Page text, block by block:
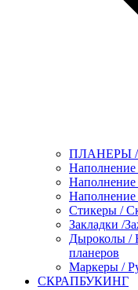
ПЛАНЕРЫ /
Наполнение
Наполнение
Наполнение
Стикеры /
Закладки /
Дыроколы /
планеров
Маркеры /
СКРАПБУКИНГ